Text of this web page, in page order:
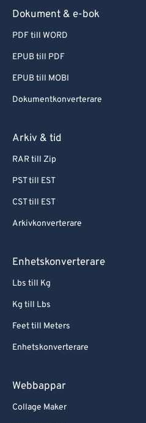
Dokument & e-bok
PDF till WORD
EPUB till PDF
EPUB till MOBI
Dokumentkonverterare
Arkiv & tid
RAR till Zip
PST till EST
CST till EST
Arkivkonverterare
Enhetskonverterare
Lbs till Kg
Kg till Lbs
Feet till Meters
Enhetskonverterare
Webbappar
Collage Maker